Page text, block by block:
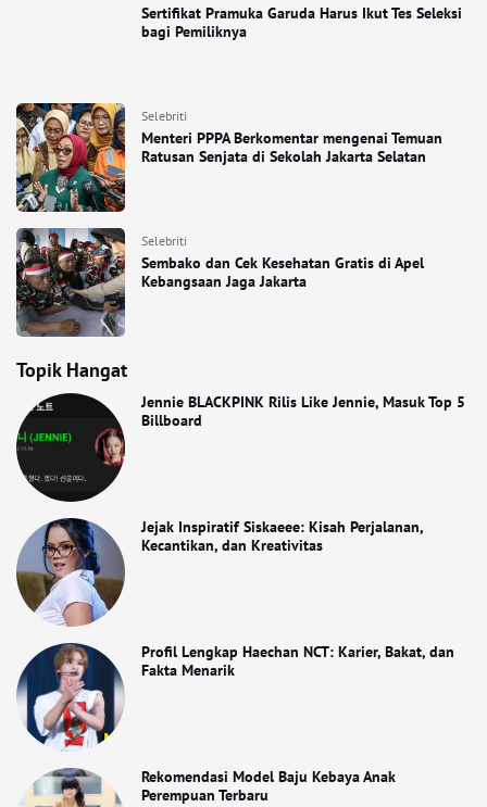
Sertifikat Pramuka Garuda Harus Ikut Tes Seleksi
bagi Pemiliknya
Selebriti
Menteri PPPA Berkomentar mengenai Temuan
Ratusan Senjata di Sekolah Jakarta Selatan
Selebriti
Sembako dan Cek Kesehatan Gratis di Apel
Kebangsaan Jaga Jakarta
Topik Hangat
Jennie BLACKPINK Rilis Like Jennie, Masuk Top 5
Billboard
Jejak Inspiratif Siskaeee: Kisah Perjalanan,
Kecantikan, dan Kreativitas
Profil Lengkap Haechan NCT: Karier, Bakat, dan
Fakta Menarik
Rekomendasi Model Baju Kebaya Anak
Perempuan Terbaru